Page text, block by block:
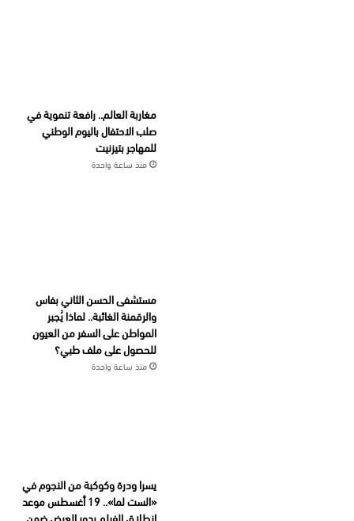
مغاربة العالم.. رافعة تنموية في
صلب الاحتفال باليوم الوطني
للمهاجر بتيزنيت
منذ ساعة واحدة
مستشفى الحسن الثاني بفاس
والرقمنة الغائبة.. لماذا يُجبر
المواطن على السفر من العيون
للحصول على ملف طبي؟
منذ ساعة واحدة
يسرا ودرة وكوكبة من النجوم في
«الست لما».. 19 أغسطس موعد